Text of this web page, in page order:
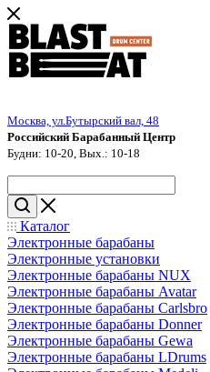
Москва, ул.Бутырский вал, 48
Российский Барабанный Центр
Будни: 10-20, Вых.: 10-18
Каталог
Электронные барабаны
Электронные установки
Электронные барабаны NUX
Электронные барабаны Avatar
Электронные барабаны Carlsbro
Электронные барабаны Donner
Электронные барабаны Gewa
Электронные барабаны LDrums